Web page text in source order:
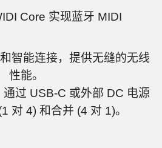
Core 实现蓝牙 MIDI
智能连接，提供无缝的无线
性能。
过 USB-C 或外部 DC 电源
对 4) 和合并 (4 对 1)。